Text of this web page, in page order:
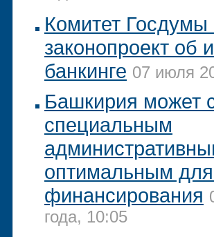
Комитет Госдумы
законопроект об
банкинге 07 июля
Башкирия может
специальным
оптимальным
финансирования
года, 10:05